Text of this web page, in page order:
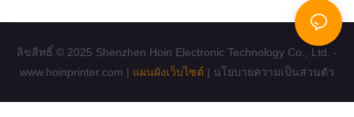
ลิขสิทธิ์ © 2025 Shenzhen Hoin Electronic Technology Co., Ltd. -
www.hoinprinter.com | แผนผังเว็บไซต์ | นโยบายความเป็นส่วนตัว